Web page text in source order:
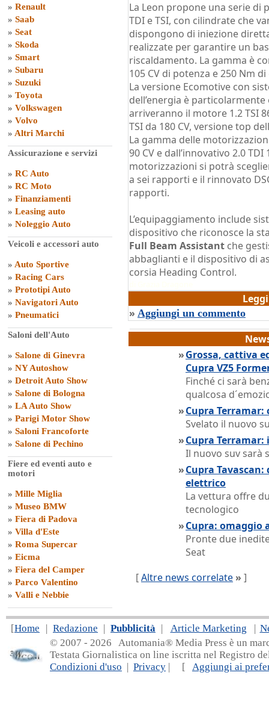
» Renault
» Saab
» Seat
» Skoda
» Smart
» Subaru
» Suzuki
» Toyota
» Volkswagen
» Volvo
» Altri Marchi
Assicurazione e servizi
» RC Auto
» RC Moto
» Finanziamenti
» Leasing auto
» Noleggio Auto
Veicoli e accessori auto
» Auto Sportive
» Racing Cars
» Prototipi Auto
» Navigatori Auto
» Pneumatici
Saloni dell'Auto
» Salone di Ginevra
» NY Autoshow
» Detroit Auto Show
» Salone di Bologna
» LA Auto Show
» Parigi Motor Show
» Saloni Francoforte
» Salone di Pechino
Fiere ed eventi auto e
motori
» Mille Miglia
» Museo BMW
» Fiera di Padova
» Villa d'Este
» Roma Supercar
» Eicma
» Fiera del Camper
» Parco Valentino
» Valli e Nebbie
La Leon propone una serie
TDI e TSI, con cilindrate che
dispongono di iniezione
realizzate per garantire un
riscaldamento. La gamma è
105 CV di potenza e 250 Nm
La versione Ecomotive con
dell’energia è
arriveranno il motore 1.2 TSI
TSI da 180 CV, versione top
La gamma delle
90 CV e dall’innovativo 2.0
motorizzazioni si potrà
a sei rapporti e il rinnovato
rapporti.
L’equipaggiamento include
dispositivo che riconosce la
Full Beam Assistant che
abbaglianti e il dispositivo di
corsia Heading Control.
» Aggiungi un commento
»Grossa, cattiva
Cupra VZ5
Finché ci sarà
qualcosa
»Cupra
Svelato il nuovo
»Cupra
Il nuovo suv sarà
»Cupra
elettrico
La vettura offre
tecnologico
»Cupra: omaggio
Pronte due
Seat
[Altre news correlate » ]
[Home | Redazione | Pubblicità | Article Marketing |
© 2007 - 2026 Automania® Media Press è un
Testata Giornalistica on line iscritta nel Registro
Condizioni d'uso | Privacy | [ Aggiungi ai